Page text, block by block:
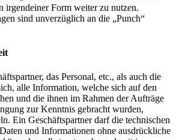
irgendeiner Form weiter zu nutzen.
sind unverzüglich an die „Punch“
das Personal, etc., als auch die
alle Information, welche sich auf den
und die ihnen im Rahmen der Aufträge
zur Kenntnis gebracht wurden,
Ein Geschäftspartner darf die technischen
und Informationen ohne ausdrückliche